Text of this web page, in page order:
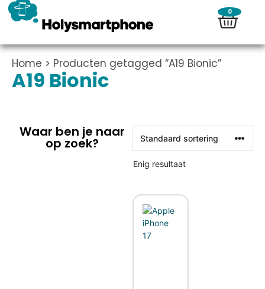
0
Home > Producten getagged “A19 Bionic”
A19 Bionic
Waar ben je naar
op zoek?
Enig resultaat